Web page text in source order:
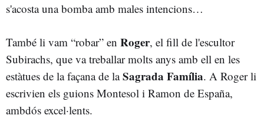
s'acosta una bomba amb males intencions…
També li vam “robar” en Roger, el fill de l'escultor
Subirachs, que va treballar molts anys amb ell en les
estàtues de la façana de laSagrada Família. A Roger li
escrivien els guions Montesol i Ramon de España,
ambdós excel·lents.